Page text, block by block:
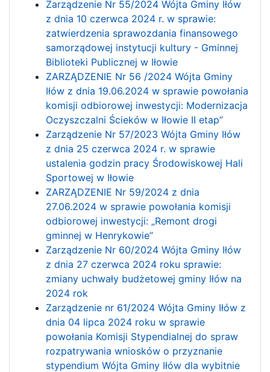
Zarządzenie Nr 55/2024 Wójta Gminy Iłów
z dnia 10 czerwca 2024 r. w sprawie:
zatwierdzenia sprawozdania finansowego
samorządowej instytucji kultury - Gminnej
Biblioteki Publicznej w Iłowie
ZARZĄDZENIE Nr 56 /2024 Wójta Gminy
Iłów z dnia 19.06.2024 w sprawie powołania
komisji odbiorowej inwestycji: Modernizacja
Oczyszczalni Ścieków w Iłowie II etap”
Zarządzenie Nr 57/2023 Wójta Gminy Iłów
z dnia 25 czerwca 2024 r. w sprawie
ustalenia godzin pracy Środowiskowej Hali
Sportowej w Iłowie
ZARZĄDZENIE Nr 59/2024 z dnia
27.06.2024 w sprawie powołania komisji
odbiorowej inwestycji: „Remont drogi
gminnej w Henrykowie”
Zarządzenie Nr 60/2024 Wójta Gminy Iłów
z dnia 27 czerwca 2024 roku sprawie:
zmiany uchwały budżetowej gminy Iłów na
2024 rok
Zarządzenie nr 61/2024 Wójta Gminy Iłów z
dnia 04 lipca 2024 roku w sprawie
powołania Komisji Stypendialnej do spraw
rozpatrywania wniosków o przyznanie
stypendium Wójta Gminy Iłów dla wybitnie